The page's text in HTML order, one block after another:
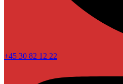
+45 30 82 12 22